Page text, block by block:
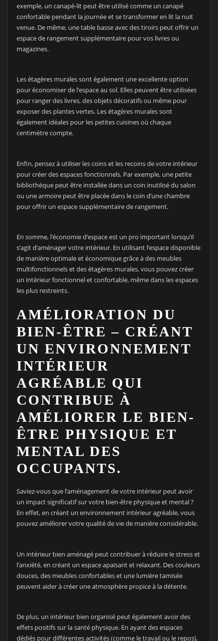
exemple, un canapé-lit peut être utilisé comme un canapé
confortable pendant la journée et se transformer en lit la nuit
venue. De même, une table basse avec des tiroirs peut offrir un
espace de rangement supplémentaire pour vos livres ou
magazines.
Les étagères murales sont également une excellente option
pour économiser de l’espace au sol. Elles peuvent être utilisées
pour ranger des livres, des objets décoratifs ou même pour
exposer des plantes vertes. Les étagères murales sont
également idéales pour les petites cuisines où chaque
centimètre compte.
Enfin, pensez à utiliser les coins et les recoins de votre intérieur
pour créer des espaces fonctionnels. Par exemple, une petite
bibliothèque peut être installée dans un coin inutilisé du salon
ou une armoire peut être placée dans le coin d’une chambre
pour offrir un espace supplémentaire de rangement.
En somme, l’économie d’espace est un pro important lorsqu’il
s’agit d’aménager votre intérieur. En utilisant l’espace disponible
de manière optimale et économique grâce à des meubles
multifonctionnels et des étagères murales, vous pouvez créer
un intérieur fonctionnel et confortable, même dans les espaces
les plus restreints.
AMÉLIORATION DU
BIEN-ÊTRE – CRÉANT
UN ENVIRONNEMENT
INTÉRIEUR
AGRÉABLE QUI
CONTRIBUE À
AMÉLIORER LE BIEN-
ÊTRE PHYSIQUE ET
MENTAL DES
OCCUPANTS.
Saviez-vous que l’aménagement de votre intérieur peut avoir
un impact significatif sur votre bien-être physique et mental ?
En effet, en créant un environnement intérieur agréable, vous
pouvez améliorer votre qualité de vie de manière considérable.
Un intérieur bien aménagé peut contribuer à réduire le stress et
l’anxiété, en créant un espace apaisant et relaxant. Des couleurs
douces, des meubles confortables et une lumière tamisée
peuvent aider à créer une atmosphère propice à la détente.
De plus, un intérieur bien organisé peut également avoir des
effets positifs sur la santé physique. En ayant des espaces
dédiés pour différentes activités (comme le travail ou le repos),